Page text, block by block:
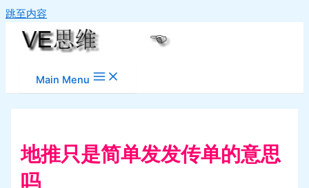
跳至内容
Main Menu
地推只是简单发发传单的意思
吗